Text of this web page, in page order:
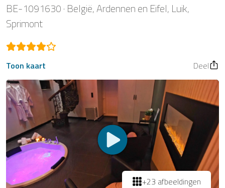
Voucher
BE-1091630 België Ardennen en Eifel Luik
Sprimont
Toon kaart Deel
+23 afbeeldingen